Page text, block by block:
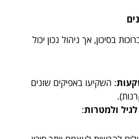
בסיכון, אך ניהול נכון יכול
: השקיעו באפיקים שונים
ולמטרות: